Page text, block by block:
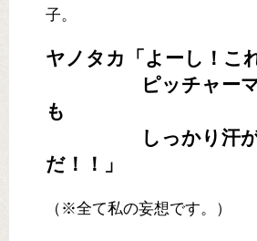
子。
ヤノタカ「よーし！こ
ピッチャーマウ
も
しっかり汗がぬ
だ！！」
（※全て私の妄想です。）